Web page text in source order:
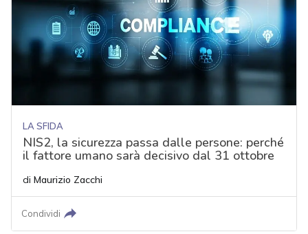
LA SFIDA
NIS2, la sicurezza passa dalle persone: perché
il fattore umano sarà decisivo dal 31 ottobre
di Maurizio Zacchi
Condividi